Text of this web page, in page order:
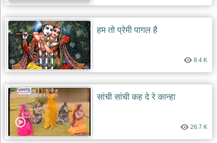
बावा
लाल
दयाल
भजन
bawa
lal
dayal
bhajans
शनि
देव
भजन
shani
dev
bhajans
हम तो प्रेमी पागल है
8.4 K
सांची सांची कह दे रे कान्हा
26.7 K